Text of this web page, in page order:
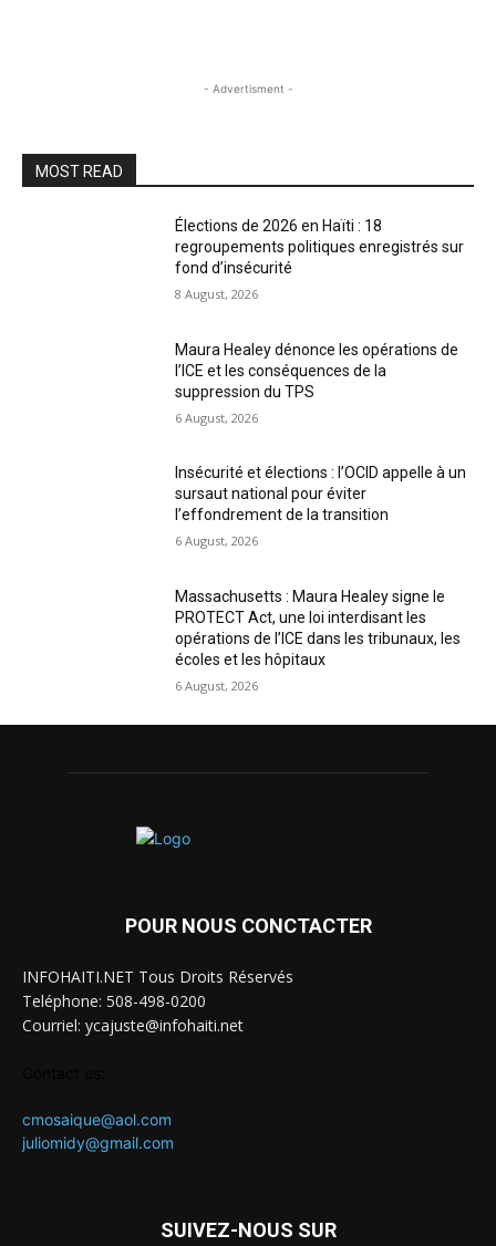
- Advertisment -
MOST READ
Élections de 2026 en Haïti : 18
regroupements politiques enregistrés sur
fond d’insécurité
8 August, 2026
Maura Healey dénonce les opérations de
l’ICE et les conséquences de la
suppression du TPS
6 August, 2026
Insécurité et élections : l’OCID appelle à un
sursaut national pour éviter
l’effondrement de la transition
6 August, 2026
Massachusetts : Maura Healey signe le
PROTECT Act, une loi interdisant les
opérations de l’ICE dans les tribunaux, les
écoles et les hôpitaux
6 August, 2026
POUR NOUS CONCTACTER
INFOHAITI.NET Tous Droits Réservés
Teléphone: 508-498-0200
Courriel: ycajuste@infohaiti.net
cmosaique@aol.com
juliomidy@gmail.com
SUIVEZ-NOUS SUR